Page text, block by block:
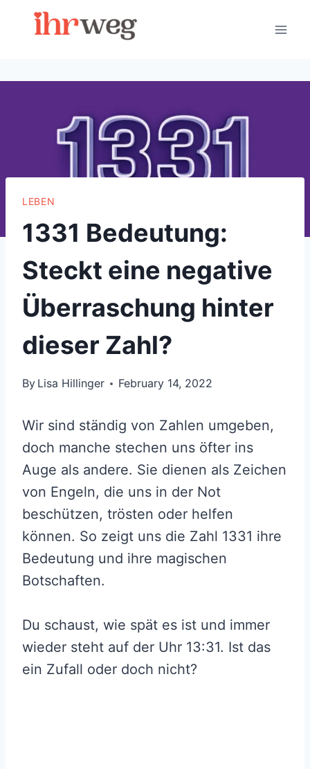
LEBEN
1331 Bedeutung:
Steckt eine negative
Überraschung hinter
dieser Zahl?
By Lisa Hillinger February 14, 2022
Wir sind ständig von Zahlen umgeben,
doch manche stechen uns öfter ins
Auge als andere. Sie dienen als Zeichen
von Engeln, die uns in der Not
beschützen, trösten oder helfen
können. So zeigt uns die Zahl 1331 ihre
Bedeutung und ihre magischen
Botschaften.
Du schaust, wie spät es ist und immer
wieder steht auf der Uhr 13:31. Ist das
ein Zufall oder doch nicht?